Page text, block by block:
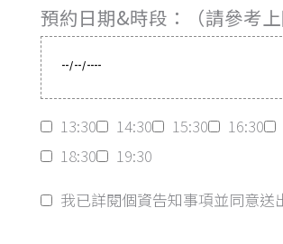
預約日期&時段：（請參考上
13:30 14:30 15:30 16:30
18:30
19:30
我已詳閱個資告知事項並同意送